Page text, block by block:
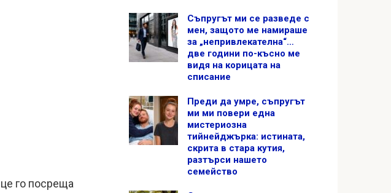
го посреща
Съпругът ми се разведе с
мен, защото ме намираше
за „непривлекателна“…
две години по-късно ме
видя на корицата на
списание
Преди да умре, съпругът
ми ми повери една
мистериозна
тийнейджърка: истината,
скрита в стара кутия,
разтърси нашето
семейство